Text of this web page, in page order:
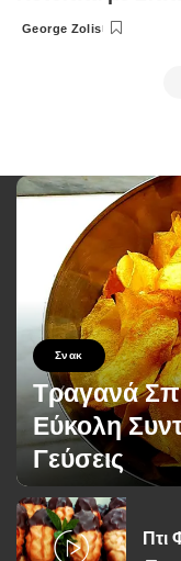
Posted
George Zolis
Σνακ
Τραγανά
Εύκολη
Γεύσεις
Posted
by
George Zolis 22
Πτι